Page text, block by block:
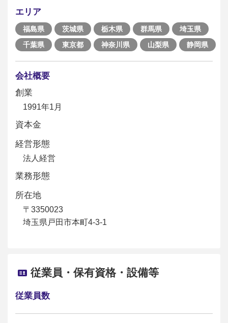
エリア
福島県 茨城県 栃木県 群馬県
埼玉県
千葉県
東京都 神奈川県 山梨県 静岡県
会社概要
創業
1991年1月
資本金
経営形態
法人経営
業務形態
所在地
〒3350023
埼玉県戸田市本町4-3-1
従業員・保有資格・設備等
従業員数